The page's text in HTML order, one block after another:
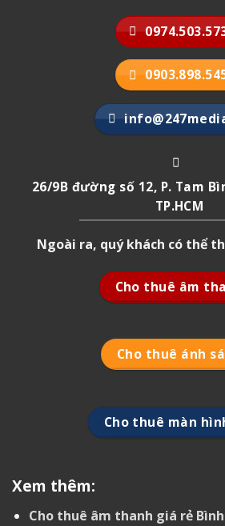
26/9B đường số 12, P. Tam
TP.HCM
Ngoài ra, quý khách có thể
Cho thuê âm
Cho thuê ánh
Cho thuê màn
Xem thêm:
Cho thuê âm thanh giá rẻ